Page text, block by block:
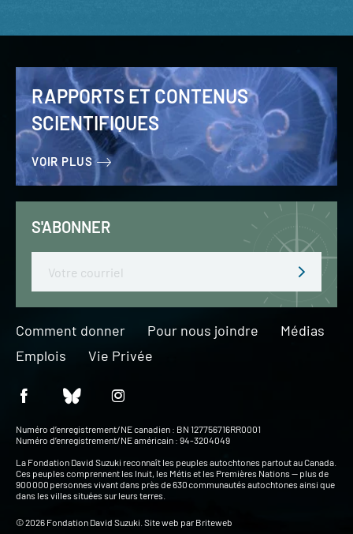
RAPPORTS ET CONTENUS
SCIENTIFIQUES
VOIR PLUS
S'ABONNER
Comment donner Pour nous joindre
Médias
Emplois
Vie Privée
Numéro d’enregistrement/NE canadien : BN 127756716RR0001
Numéro d’enregistrement/NE américain : 94-3204049
La Fondation David Suzuki reconnaît les peuples autochtones partout au Canada.
Ces peuples comprennent les Inuit, les Métis et les Premières Nations — plus de
900 000 personnes vivant dans près de 630 communautés autochtones ainsi que
dans les villes situées sur leurs terres.
© 2026 Fondation David Suzuki. Site web par Briteweb